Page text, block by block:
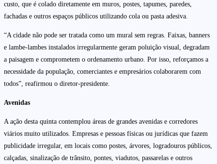
custo, que é colado diretamente em muros, postes, tapumes, paredes,
fachadas e outros espaços públicos utilizando cola ou pasta adesiva.
“A cidade não pode ser tratada como um mural sem regras. Faixas, banners
e lambe-lambes instalados irregularmente geram poluição visual, degradam
a paisagem e comprometem o ordenamento urbano. Por isso, reforçamos a
necessidade da população, comerciantes e empresários colaborarem com
todos”, reafirmou o diretor-presidente.
Avenidas
A ação desta quinta contemplou áreas de grandes avenidas e corredores
viários muito utilizados. Empresas e pessoas físicas ou jurídicas que fazem
publicidade irregular, em locais como postes, árvores, logradouros públicos,
calçadas, sinalização de trânsito, pontes, viadutos, passarelas e outros